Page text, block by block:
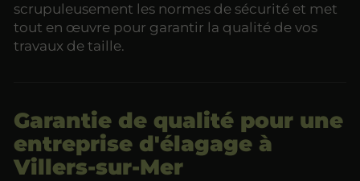
scrupuleusement les normes de sécurité et met
tout en œuvre pour garantir la qualité de vos
travaux de taille.
Garantie de qualité pour une
entreprise d'élagage à
Villers-sur-Mer